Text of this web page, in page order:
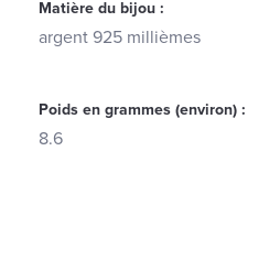
Matière du bijou :
argent 925 millièmes
Poids en grammes (environ) :
8.6